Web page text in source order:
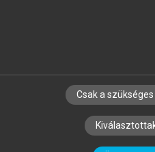
SZERZŐKNEK
SZERKESZTÉSI ÉS
Csak a